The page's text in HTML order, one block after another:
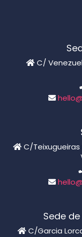
C/
C/Teixugueiras
Sede
C/Garcia